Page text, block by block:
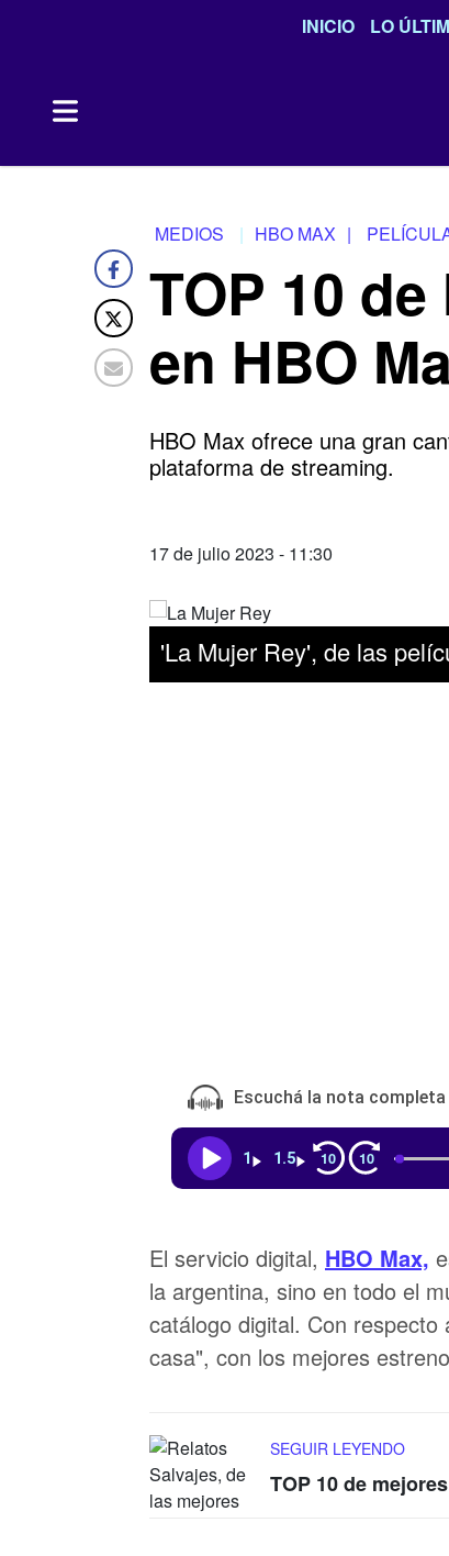
INICIO LO
MEDIOS HBO MAX |
TOP 10
en HBO
HBO Max ofrece una gran
plataforma de streaming.
17 de julio 2023 - 11:30
'La Mujer Rey', de las
Escuchá la nota completa
1 1.5 10 10
El servicio digital, HBO Max,
la argentina, sino en todo el
catálogo digital. Con
casa", con los mejores
SEGUIR LEYENDO
TOP 10 de